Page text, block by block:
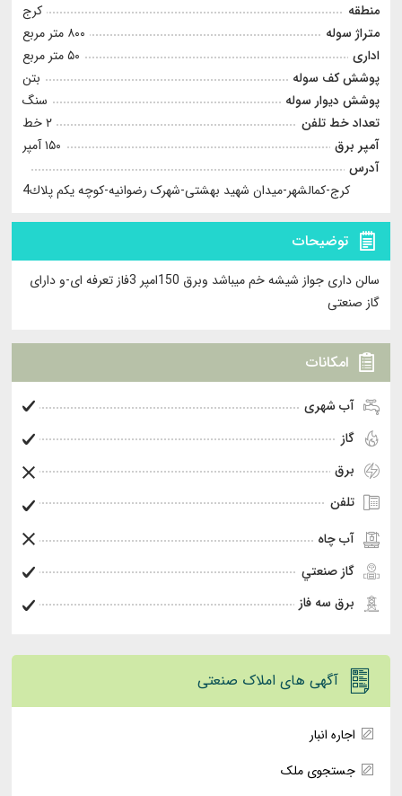
منطقه
كرج
متراژ سوله
۸۰۰ متر مربع
اداری
۵۰ متر مربع
پوشش کف سوله
بتن
پوشش دیوار سوله
سنگ
تعداد خط تلفن
۲ خط
آمپر برق
۱۵۰ آمپر
آدرس
کرج-کمالشهر-میدان شهید بهشتی-شهرک رضوانیه-کوچه یکم پلاك4
توضیحات
سالن داری جواز شیشه خم میباشد وبرق 150امپر 3فاز تعرفه ای-و دارای
گاز صنعتی
امکانات
آب شهری
گاز
برق
تلفن
آب چاه
گاز صنعتي
برق سه فاز
آگهی های املاک صنعتی
اجاره انبار
جستجوی ملک